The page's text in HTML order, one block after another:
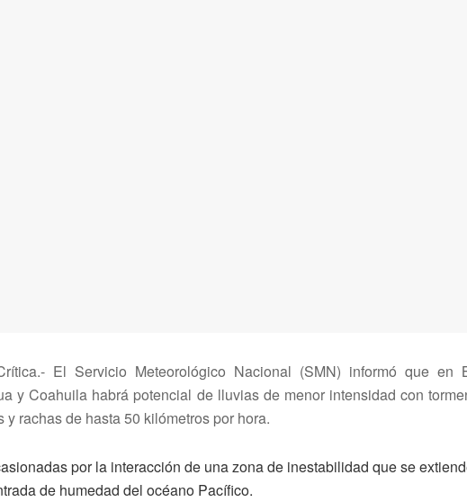
El Servicio Meteorológico Nacional (SMN) informó que en
y Coahuila habrá potencial de lluvias de menor intensidad con
rachas de hasta 50 kilómetros por hora.
por la interacción de una zona de inestabilidad que se
de humedad del océano Pacífico.